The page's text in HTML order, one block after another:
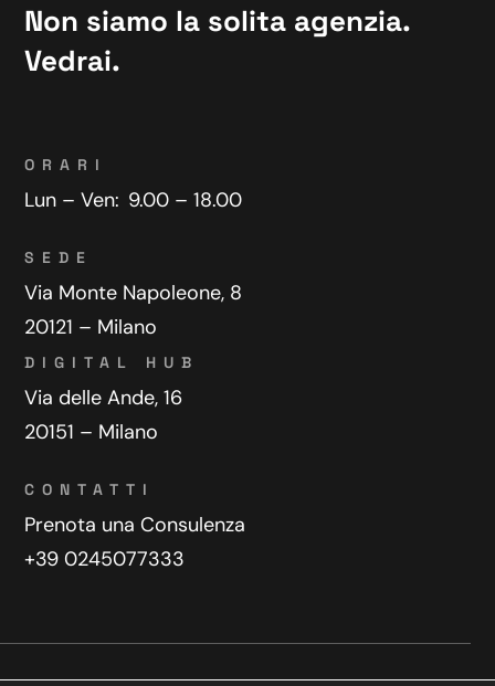
Non siamo la solita agenzia.
Vedrai.
ORARI
Lun – Ven: 9.00 – 18.00
SEDE
Via Monte Napoleone, 8
20121 – Milano
DIGITAL HUB
Via delle Ande, 16
20151 – Milano
CONTATTI
Prenota una Consulenza
+39 0245077333